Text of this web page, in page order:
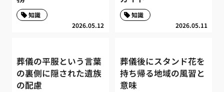
2026.05.12
知識
2026.05.11
知識
葬儀の平服という言葉
の裏側に隠された遺族
の配慮
葬儀後にスタンド花を
持ち帰る地域の風習と
意味